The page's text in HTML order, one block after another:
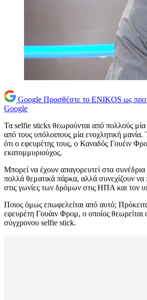
Google Προσθέστε το ENIKOS ως
Google
Τα selfie sticks θεωρούνται από πολλούς
από τους υπόλοιπους μία ενοχλητική μανία.
ότι ο εφευρέτης τους, ο Καναδός Γουέιν
εκατομμυριούχος.
Μπορεί να έχουν απαγορευτεί στα
πολλά θεματικά πάρκα, αλλά συνεχίζουν να
στις γωνίες των δρόμων στις ΗΠΑ και τον
Ποιος όμως επωφελείται από αυτό;
εφευρέτη Γουάιν Φρομ, ο οποίος θεωρείται
σύγχρονου selfie stick.